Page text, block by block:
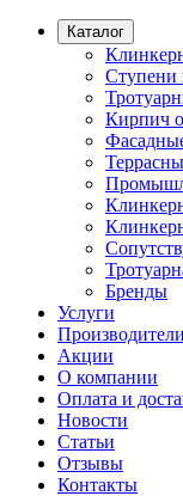
Каталог
Ступени
Кирпич
Бренды
Услуги
Производители
Акции
О компании
Оплата и
Новости
Статьи
Отзывы
Контакты